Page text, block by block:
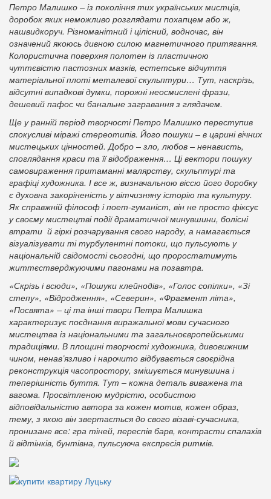
Петро Малишко – із покоління тих українських мистців,
доробок яких неможливо розглядати похапцем або ж,
нашвидкоруч. Різноманітний і цілісний, водночас, він
означений якоюсь дивною силою магнетичного притягання.
Колористична поверхня полотен із пластичною
чуттєвістю пастозних мазків, естетське відчуття
матеріальної плоті металевої скульптури… Тут, наскрізь,
відсутні випадкові думки, порожні неосмислені фрази,
дешевий пафос чи банальне загравання з глядачем.
Ще у ранній період творчості Петро Малишко переступив
спокусливі міражі стереотипів. Його пошуки – в царині вічних
мистецьких цінностей. Добро – зло, любов – ненависть,
споглядання краси та її відображення… Ці вектори пошуку
самовираження притаманні малярству, скульптурі та
графіці художника. І все ж, визначальною віссю його доробку
є духовна закоріненість у вітчизняну історію та культуру.
Як справжній філософ і поет-гуманіст, він не просто фіксує
у своєму мистецтві події драматичної минувшини, болісні
втрати й гіркі розчарування свого народу, а намагається
візуалізувати ті турбулентні потоки, що пульсують у
національній свідомості сьогодні, що проростатимуть
життєстверджуючими пагонами на позавтра.
«Скрізь і всюди», «Пошуки клейнодів», «Голос сопілки», «Зі
степу», «Відродження», «Северин», «Фрагмент літа»,
«Посвята» – ці та інші твори Петра Малишка
характеризує поєднання виражальної мови сучасного
мистецтва із національними та загальноєвропейськими
традиціями. В площині творчості художника, дивовижним
чином, ненав’язливо і нарочито відбувається своєрідна
реконструкція часопростору, змішується минувшина і
теперішність буття. Тут – кожна деталь виважена та
вагома. Просвітленою мудрістю, особистою
відповідальністю автора за кожен мотив, кожен образ,
тему, з якою він звертається до свого візаві-сучасника,
пронизане все: гра тіней, переспів барв, контрасти спалахів
й відтінків, бунтівна, пульсуюча експресія ритмів.